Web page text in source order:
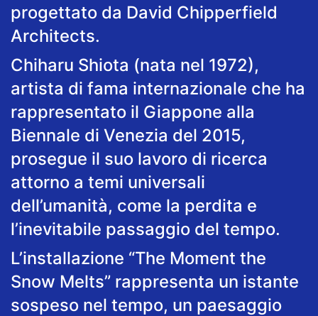
progettato da David Chipperfield
Architects.
Chiharu Shiota (nata nel 1972),
artista di fama internazionale che ha
rappresentato il Giappone alla
Biennale di Venezia del 2015,
prosegue il suo lavoro di ricerca
attorno a temi universali
dell’umanità, come la perdita e
l’inevitabile passaggio del tempo.
L’installazione “The Moment the
Snow Melts” rappresenta un istante
sospeso nel tempo, un paesaggio